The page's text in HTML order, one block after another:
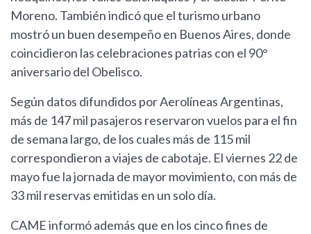
Moreno. También indicó que el turismo urbano
mostró un buen desempeño en Buenos Aires, donde
coincidieron las celebraciones patrias con el 90°
aniversario del Obelisco.
Según datos difundidos por Aerolíneas Argentinas,
más de 147 mil pasajeros reservaron vuelos para el fin
de semana largo, de los cuales más de 115 mil
correspondieron a viajes de cabotaje. El viernes 22 de
mayo fue la jornada de mayor movimiento, con más de
33 mil reservas emitidas en un solo día.
CAME informó además que en los cinco fines de